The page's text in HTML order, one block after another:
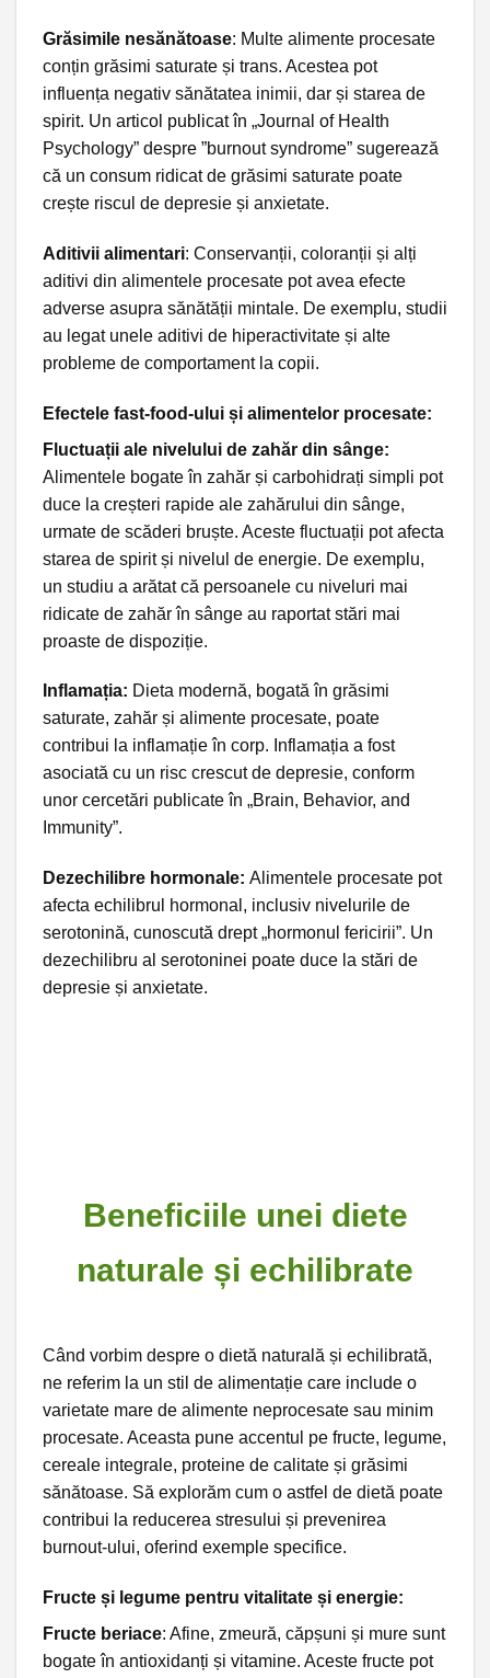
Grăsimile nesănătoase: Multe alimente procesate
conțin grăsimi saturate și trans. Acestea pot
influența negativ sănătatea inimii, dar și starea de
spirit. Un articol publicat în „Journal of Health
Psychology” despre ”burnout syndrome” sugerează
că un consum ridicat de grăsimi saturate poate
crește riscul de depresie și anxietate.
Aditivii alimentari: Conservanții, coloranții și alți
aditivi din alimentele procesate pot avea efecte
adverse asupra sănătății mintale. De exemplu, studii
au legat unele aditivi de hiperactivitate și alte
probleme de comportament la copii.
Efectele fast-food-ului și alimentelor procesate:
Fluctuații ale nivelului de zahăr din sânge:
Alimentele bogate în zahăr și carbohidrați simpli pot
duce la creșteri rapide ale zahărului din sânge,
urmate de scăderi bruște. Aceste fluctuații pot afecta
starea de spirit și nivelul de energie. De exemplu,
un studiu a arătat că persoanele cu niveluri mai
ridicate de zahăr în sânge au raportat stări mai
proaste de dispoziție.
Inflamația: Dieta modernă, bogată în grăsimi
saturate, zahăr și alimente procesate, poate
contribui la inflamație în corp. Inflamația a fost
asociată cu un risc crescut de depresie, conform
unor cercetări publicate în „Brain, Behavior, and
Immunity”.
Dezechilibre hormonale: Alimentele procesate pot
afecta echilibrul hormonal, inclusiv nivelurile de
serotonină, cunoscută drept „hormonul fericirii”. Un
dezechilibru al serotoninei poate duce la stări de
depresie și anxietate.
Beneficiile unei diete
naturale și echilibrate
Când vorbim despre o dietă naturală și echilibrată,
ne referim la un stil de alimentație care include o
varietate mare de alimente neprocesate sau minim
procesate. Aceasta pune accentul pe fructe, legume,
cereale integrale, proteine de calitate și grăsimi
sănătoase. Să explorăm cum o astfel de dietă poate
contribui la reducerea stresului și prevenirea
burnout-ului, oferind exemple specifice.
Fructe și legume pentru vitalitate și energie:
Fructe beriace: Afine, zmeură, căpșuni și mure sunt
bogate în antioxidanți și vitamine. Aceste fructe pot